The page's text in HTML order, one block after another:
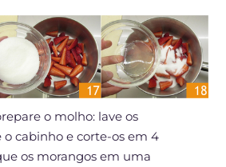
o molho: lave os
o cabinho e corte-os em 4
os morangos em uma